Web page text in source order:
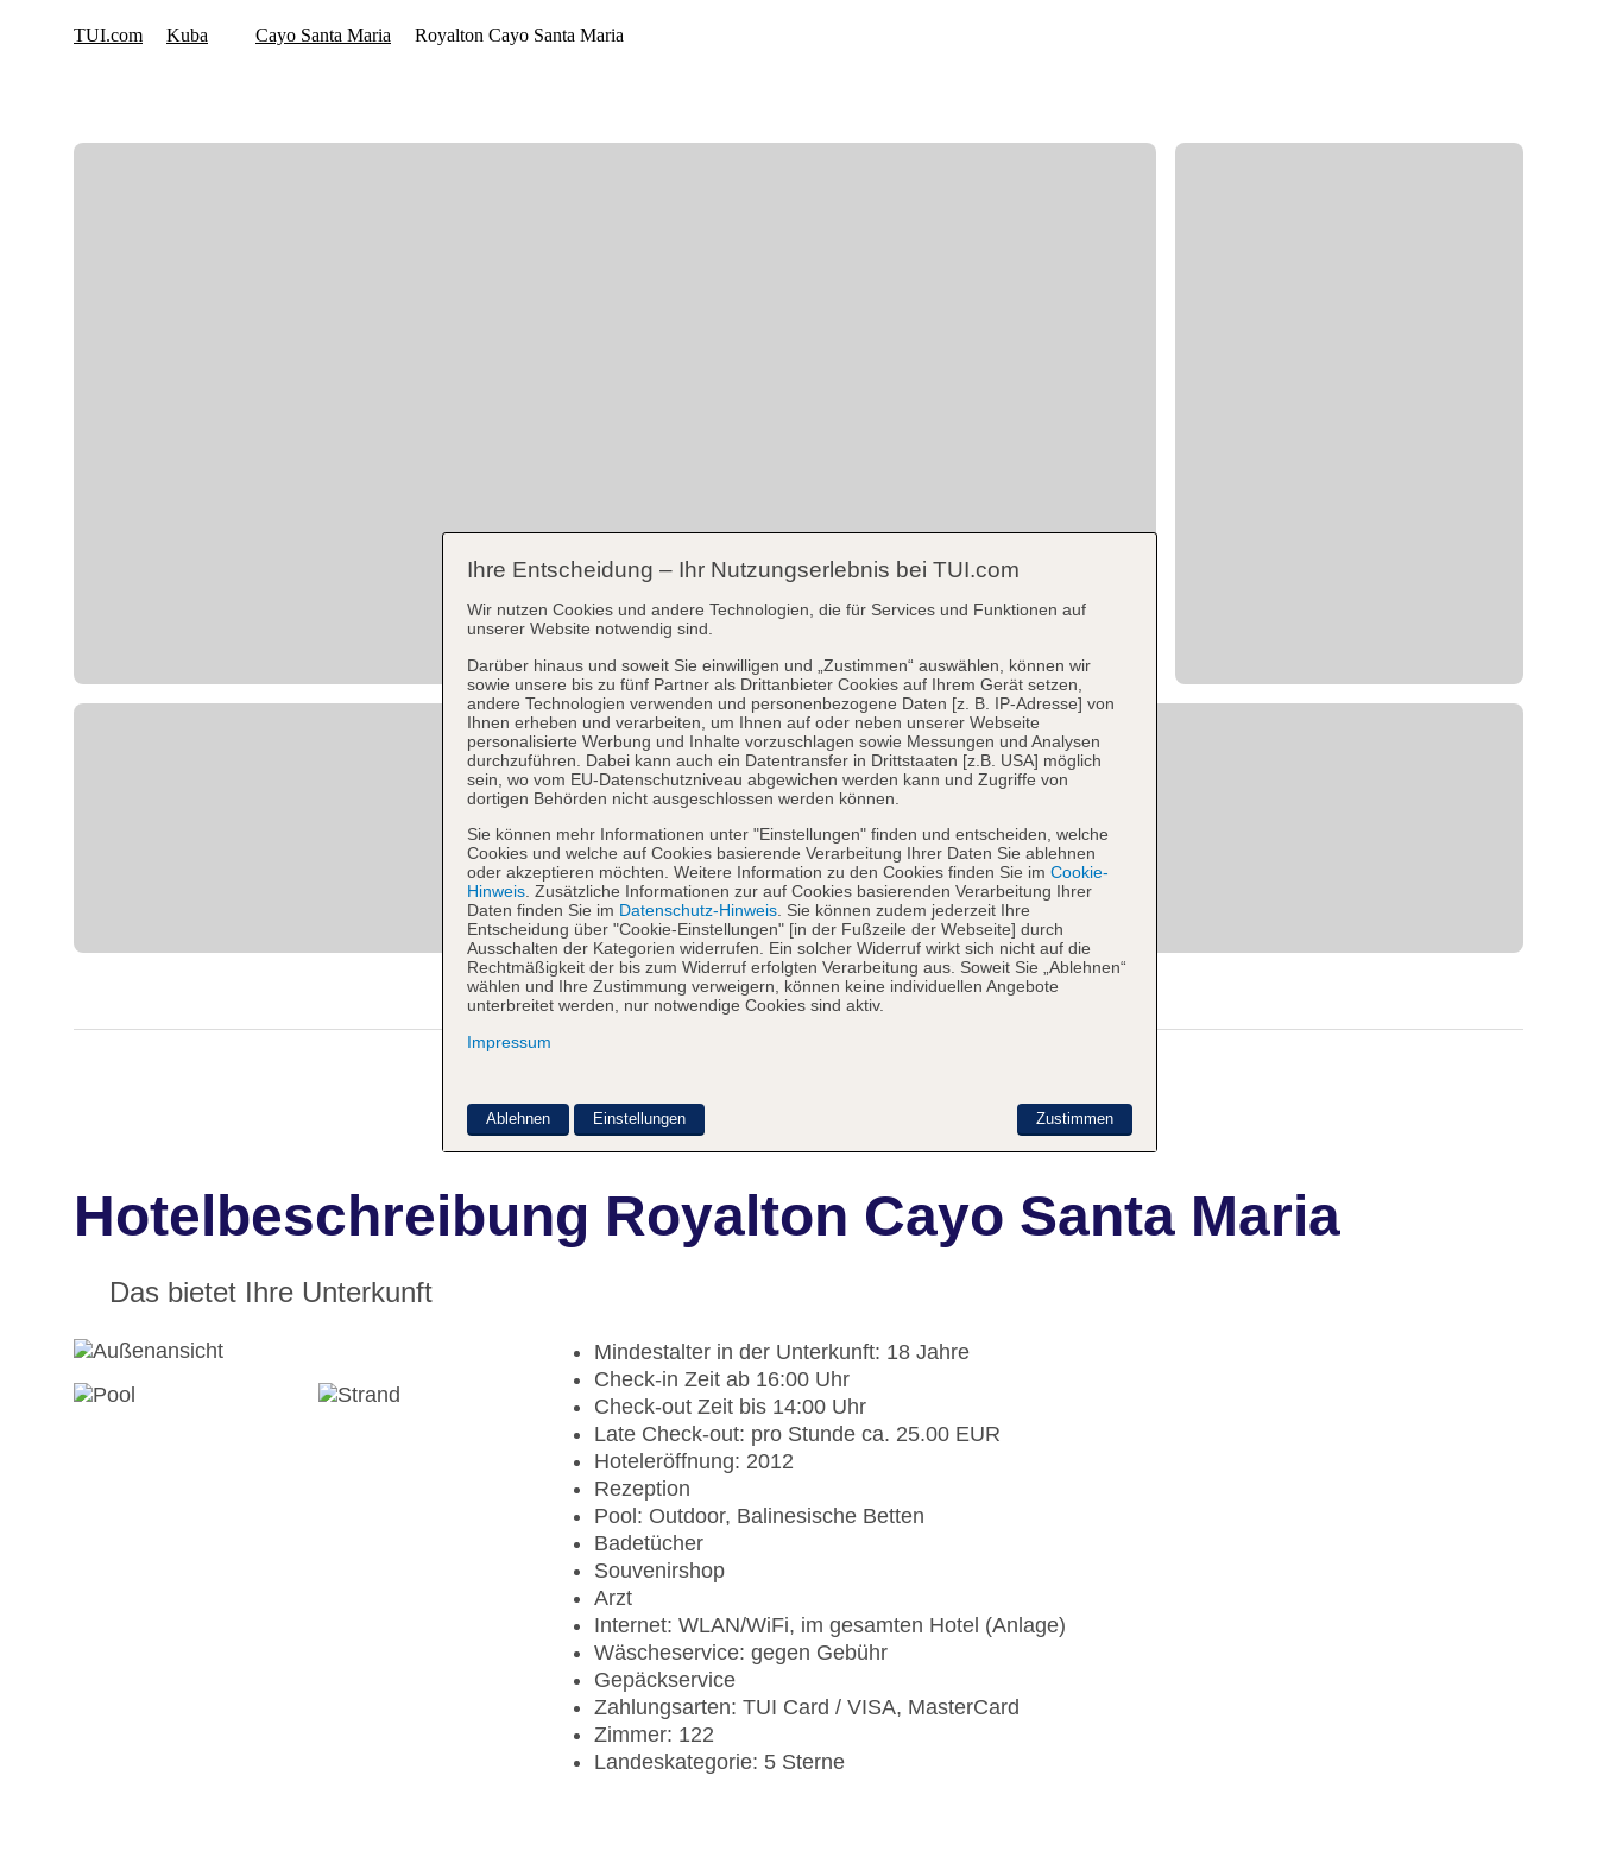
Hotelbeschreibung Royalton Cayo Santa Maria
Das bietet Ihre Unterkunft
Mindestalter in der Unterkunft: 18 Jahre
Check-in Zeit ab 16:00 Uhr
Check-out Zeit bis 14:00 Uhr
Late Check-out: pro Stunde ca. 25.00 EUR
Hoteleröffnung: 2012
Rezeption
Pool: Outdoor, Balinesische Betten
Badetücher
Souvenirshop
Arzt
Internet: WLAN/WiFi, im gesamten Hotel (Anlage)
Wäscheservice: gegen Gebühr
Gepäckservice
Zahlungsarten: TUI Card / VISA, MasterCard
Zimmer: 122
Landeskategorie: 5 Sterne
Ihre Entscheidung – Ihr Nutzungserlebnis bei TUI.com
Wir nutzen Cookies und andere Technologien, die für Services und Funktionen auf
unserer Website notwendig sind.
Darüber hinaus und soweit Sie einwilligen und „Zustimmen“ auswählen, können wir
sowie unsere bis zu fünf Partner als Drittanbieter Cookies auf Ihrem Gerät setzen,
andere Technologien verwenden und personenbezogene Daten [z. B. IP-Adresse] von
Ihnen erheben und verarbeiten, um Ihnen auf oder neben unserer Webseite
personalisierte Werbung und Inhalte vorzuschlagen sowie Messungen und Analysen
durchzuführen. Dabei kann auch ein Datentransfer in Drittstaaten [z.B. USA] möglich
sein, wo vom EU-Datenschutzniveau abgewichen werden kann und Zugriffe von
dortigen Behörden nicht ausgeschlossen werden können.
Sie können mehr Informationen unter "Einstellungen" finden und entscheiden, welche
Cookies und welche auf Cookies basierende Verarbeitung Ihrer Daten Sie ablehnen
oder akzeptieren möchten. Weitere Information zu den Cookies finden Sie im Cookie-
Hinweis . Zusätzliche Informationen zur auf Cookies basierenden Verarbeitung Ihrer
Daten finden Sie im Datenschutz-Hinweis . Sie können zudem jederzeit Ihre
Entscheidung über "Cookie-Einstellungen" [in der Fußzeile der Webseite] durch
Ausschalten der Kategorien widerrufen. Ein solcher Widerruf wirkt sich nicht auf die
Rechtmäßigkeit der bis zum Widerruf erfolgten Verarbeitung aus. Soweit Sie „Ablehnen“
wählen und Ihre Zustimmung verweigern, können keine individuellen Angebote
unterbreitet werden, nur notwendige Cookies sind aktiv.
Impressum
Zustimmen
Ablehnen Einstellungen